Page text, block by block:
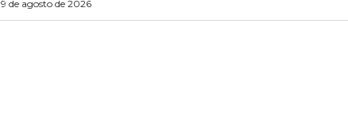
9 de agosto de 2026